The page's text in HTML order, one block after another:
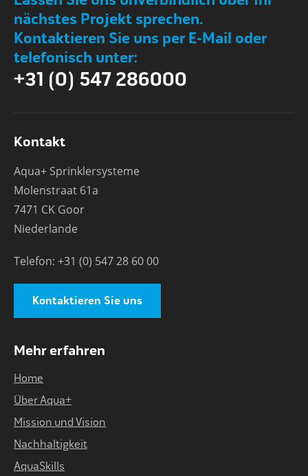
nächstes Projekt sprechen.
Kontaktieren Sie uns per E-Mail oder
telefonisch unter:
+31 (0) 547 286000
Kontakt
Aqua+ Sprinklersysteme
Molenstraat 61a
7471 CK Goor
Niederlande
Telefon: +31 (0) 547 28 60 00
Kontaktieren Sie uns
Mehr erfahren
Home
Über Aqua+
Mission und Vision
Nachhaltigkeit
AquaSkills